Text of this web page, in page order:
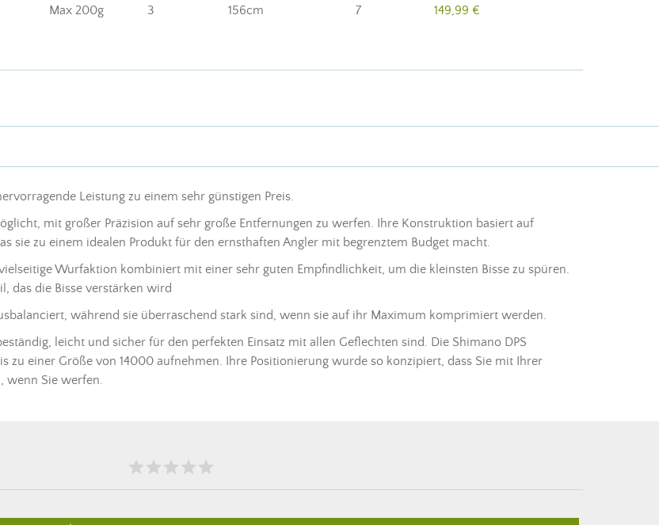
Max 200g 3 156cm 7 149,99 €
Leistung zu einem sehr günstigen Preis.
mit großer Präzision auf sehr große Entfernungen zu werfen. Ihre Konstruktion basiert auf
sie zu einem idealen Produkt für den ernsthaften Angler mit begrenztem Budget macht.
Wurfaktion kombiniert mit einer sehr guten Empfindlichkeit, um die kleinsten Bisse zu spüren.
das die Bisse verstärken wird
während sie überraschend stark sind, wenn sie auf ihr Maximum komprimiert werden.
leicht und sicher für den perfekten Einsatz mit allen Geflechten sind. Die Shimano DPS
zu einer Größe von 14000 aufnehmen. Ihre Positionierung wurde so konzipiert, dass Sie mit Ihrer
wenn Sie werfen.